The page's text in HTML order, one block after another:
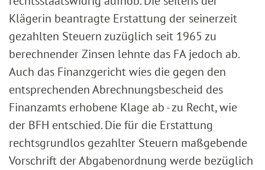
Klägerin beantragte Erstattung der seinerzeit
gezahlten Steuern zuzüglich seit 1965 zu
berechnender Zinsen lehnte das FA jedoch ab.
Auch das Finanzgericht wies die gegen den
entsprechenden Abrechnungsbescheid des
Finanzamts erhobene Klage ab - zu Recht, wie
der BFH entschied. Die für die Erstattung
rechtsgrundlos gezahlter Steuern maßgebende
Vorschrift der Abgabenordnung werde bezüglich